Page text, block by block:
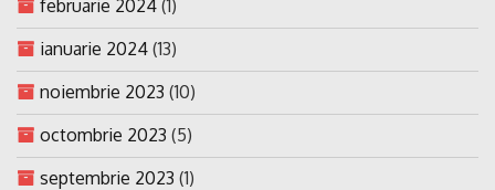
februarie 2024 (1)
ianuarie 2024 (13)
noiembrie 2023 (10)
octombrie 2023 (5)
septembrie 2023 (1)